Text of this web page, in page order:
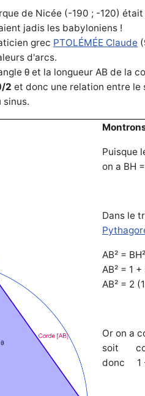
de Nicée (-190 ; -120) était
jadis les babyloniens !
grec PTOLÉMÉE Claude
d'arcs.
θ et la longueur AB de la
2 et donc une relation entre le
Puisque
on a BH
Dans le
AB² =
AB² = 1
AB² = 2
Or on a
soit cos
donc 1 -